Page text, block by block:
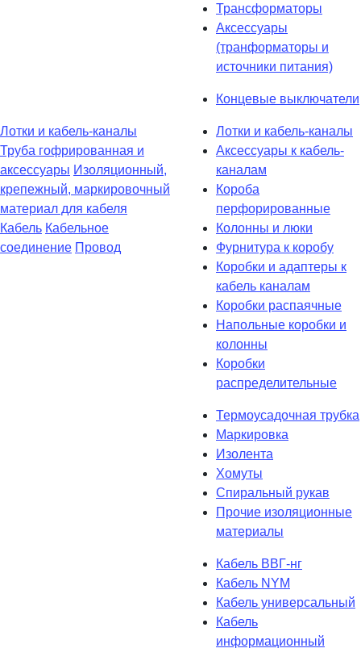
Трансформаторы
Аксессуары
(транформаторы и
источники питания)
Концевые выключатели
Лотки и кабель-каналы
Труба гофрированная и
аксессуары Изоляционный,
крепежный, маркировочный
материал для кабеля
Кабель Кабельное
соединение Провод
Лотки и кабель-каналы
Аксессуары к кабель-
каналам
Короба
перфорированные
Колонны и люки
Фурнитура к коробу
Коробки и адаптеры к
кабель каналам
Коробки распаячные
Напольные коробки и
колонны
Коробки
распределительные
Термоусадочная трубка
Маркировка
Изолента
Хомуты
Спиральный рукав
Прочие изоляционные
материалы
Кабель ВВГ-нг
Кабель NYM
Кабель универсальный
Кабель
информационный